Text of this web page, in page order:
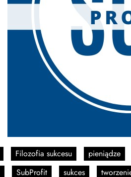
Filozofia sukcesu pieniądze
SubProfit sukces